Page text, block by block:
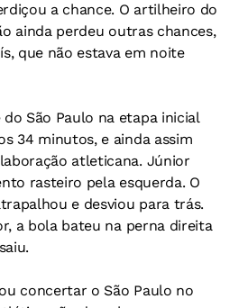
a chance. O artilheiro do
ainda perdeu outras chances,
que não estava em noite
São Paulo na etapa inicial
34 minutos, e ainda assim
atleticana. Júnior
rasteiro pela esquerda. O
e desviou para trás.
a bola bateu na perna direita
concertar o São Paulo no